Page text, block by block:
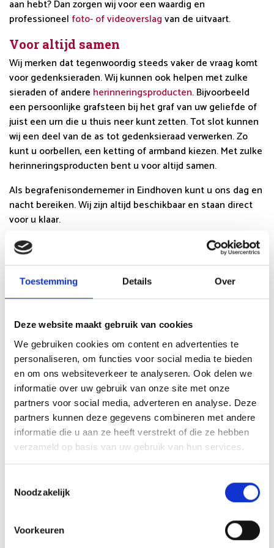
Toestemming Details Over
Deze website maakt gebruik van cookies
We gebruiken cookies om content en advertenties te
personaliseren, om functies voor social media te bieden
en om ons websiteverkeer te analyseren. Ook delen we
informatie over uw gebruik van onze site met onze
partners voor social media, adverteren en analyse. Deze
partners kunnen deze gegevens combineren met andere
informatie die u aan ze heeft verstrekt of die ze hebben
verzameld op basis van uw gebruik van hun services.
Noodzakelijk
Voorkeuren
aan hebt? Dan zorgen wij voor een waardig en
professioneel foto- of videoverslagvan de uitvaart.
Voor altijd samen
Wij merken dat tegenwoordig steeds vaker de vraag komt
voor gedenksieraden. Wij kunnen ook helpen met zulke
sieraden of andere herinneringsproducten. Bijvoorbeeld
een persoonlijke grafsteen bij het graf van uw geliefde of
juist een urn die u thuis neer kunt zetten. Tot slot kunnen
wij een deel van de as tot gedenksieraad verwerken. Zo
kunt u oorbellen, een ketting of armband kiezen. Met zulke
herinneringsproducten bent u voor altijd samen.
Als begrafenisondernemer in Eindhoven kunt u ons dag en
nacht bereiken. Wij zijn altijd beschikbaar en staan direct
voor u klaar.
Voor Eindhoven kunt u bellen naar: 040 - 211 01 05
Op voorhand uw uitvaartwensen
vastleggen
sommige mensen rust, want dan staat het vast en kunt u
het achter u laten, maar ook voor uw naasten is dit fijn. Het
is al een moeilijke tijd voor uw naasten. Als u uw wensen
vast laat leggen dan is dit een zorg minder voor uw
naasten.
Heeft uzelf een beeld hoe uweigen begrafenis of
crematieeruit moet komen te zien? Dan kunt u dit vast
laten leggen en dan moeten uw naasten dit respecteren. U
kunt altijd bij onze begrafenisonderneming nabij Eindhoven
een vrijblijvend gesprek aangaan. We bespreken alle
leggen.
uitvaartverzorging Mutsaers